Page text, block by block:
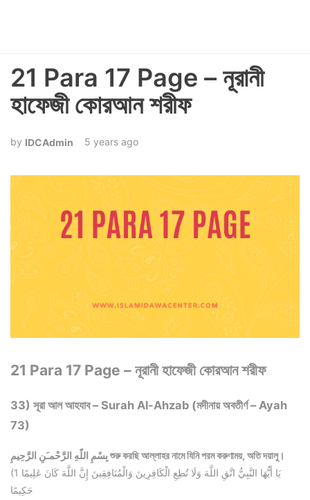
21 Para 17 Page – নূরানী
হাফেজী কোরআন শরীফ
IDCAdmin 5 years ago
21 Para 17 Page – নূরানী হাফেজী কোরআন শরীফ
33) সূরা আল আহযাব – Surah Al-Ahzab (মদীনায় অবতীর্ণ – Ayah
73)
بِسْمِ اللّهِ الرَّحْمـَنِ الرَّحِيمِ শুরু করছি আল্লাহর নামে যিনি পরম করুণাময়, অতি দয়ালু।
(1 يَا أَيُّهَا النَّبِيُّ اتَّقِ اللَّهَ وَلَا تُطِعِ الْكَافِرِينَ وَالْمُنَافِقِينَ إِنَّ اللَّهَ كَانَ عَلِيمًا
حَكِيمًا